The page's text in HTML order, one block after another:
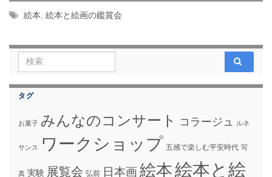
絵本, 絵本と絵画の鑑賞会
Search for:
タグ
お菓子 みんなのコンサート コラージュ ルネ
サンス ワークショップ 五感で楽しむ平安時代 写
真 実験 展覧会 弘前 日本画絵本絵本と絵